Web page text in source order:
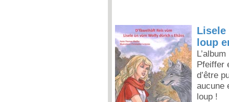
Lisele
loup
Pfeiffer
d’être
aucune
loup !